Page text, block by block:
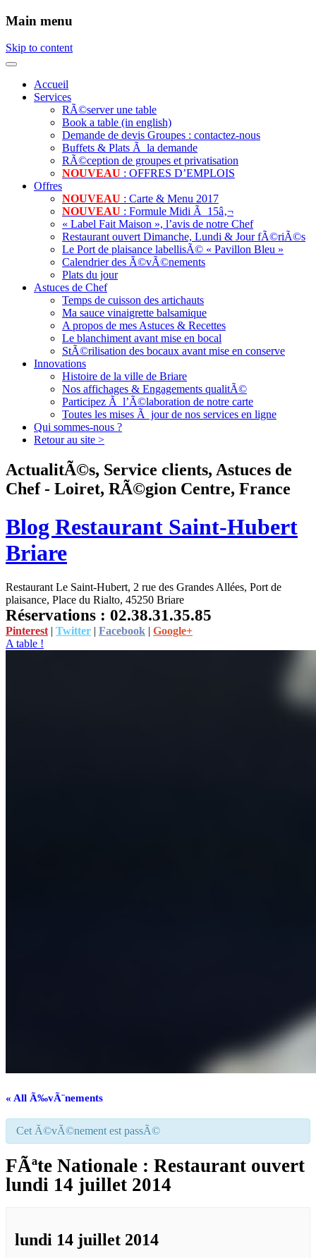
Main menu
Skip to content
Accueil
Services
RÃ©server une table
Book a table (in english)
Demande de devis Groupes : contactez-nous
Buffets & Plats Ã la demande
RÃ©ception de groupes et privatisation
NOUVEAU : OFFRES D’EMPLOIS
Offres
NOUVEAU : Carte & Menu 2017
NOUVEAU : Formule Midi Ã 15â‚¬
« Label Fait Maison », l’avis de notre Chef
Restaurant ouvert Dimanche, Lundi & Jour fÃ©riÃ©s
Le Port de plaisance labellisÃ© « Pavillon Bleu »
Calendrier des Ã©vÃ©nements
Plats du jour
Astuces de Chef
Temps de cuisson des artichauts
Ma sauce vinaigrette balsamique
A propos de mes Astuces & Recettes
Le blanchiment avant mise en bocal
StÃ©rilisation des bocaux avant mise en conserve
Innovations
Histoire de la ville de Briare
Nos affichages & Engagements qualitÃ©
Participez Ã l’Ã©laboration de notre carte
Toutes les mises Ã jour de nos services en ligne
Qui sommes-nous ?
Retour au site >
ActualitÃ©s, Service clients, Astuces de
Chef - Loiret, RÃ©gion Centre, France
Blog Restaurant Saint-Hubert
Briare
Restaurant Le Saint-Hubert, 2 rue des Grandes Allées, Port de
plaisance, Place du Rialto, 45250 Briare
Réservations : 02.38.31.35.85
Pinterest | Twitter | Facebook | Google+
A table !
« All Ã‰vÃ¨nements
Cet Ã©vÃ©nement est passÃ©
FÃªte Nationale : Restaurant ouvert
lundi 14 juillet 2014
lundi 14 juillet 2014